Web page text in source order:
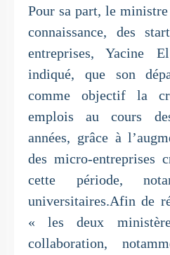
Pour sa part, le
connaissance, des
entreprises, Yacine
indiqué, que son
comme objectif la
emplois au cours
années, grâce à
des micro-entreprises
cette période,
universitaires.Afin de
« les deux
collaboration,